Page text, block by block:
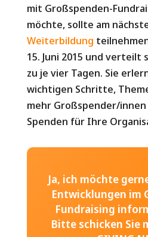
mit Großspenden-
möchte, sollte am
Weiterbildung
15. Juni 2015 und verteilt
zu je vier Tagen. Sie
wichtigen Schritte,
mehr Großspender/
Spenden für Ihre
Ja, ich möchte
Entwicklungen im
Fundraising
Bitte schicken Sie